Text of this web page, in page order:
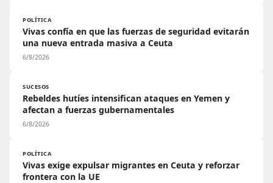
POLÍTICA
Vivas confía en que las fuerzas de seguridad evitarán
una nueva entrada masiva a Ceuta
6/8/2026
SUCESOS
Rebeldes hutíes intensifican ataques en Yemen y
afectan a fuerzas gubernamentales
6/8/2026
POLÍTICA
Vivas exige expulsar migrantes en Ceuta y reforzar
frontera con la UE